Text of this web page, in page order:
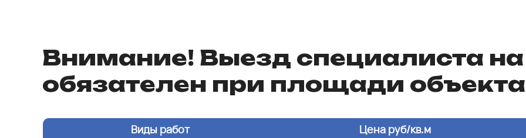
Внимание! Выезд специалиста на
обязателен при площади
Виды работ Цена руб/кв.м